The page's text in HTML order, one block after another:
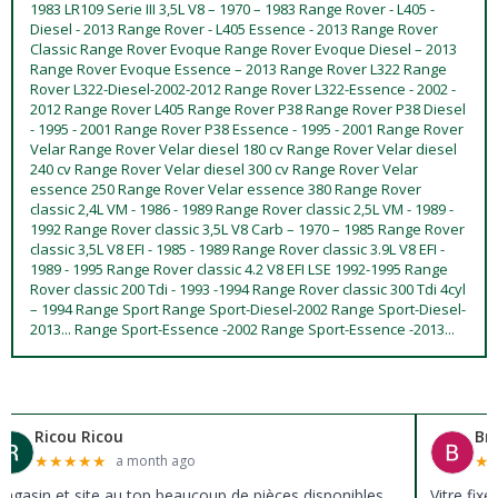
1983 LR109 Serie III 3,5L V8 – 1970 – 1983 Range Rover - L405 -
Diesel - 2013 Range Rover - L405 Essence - 2013 Range Rover
Classic Range Rover Evoque Range Rover Evoque Diesel – 2013
Range Rover Evoque Essence – 2013 Range Rover L322 Range
Rover L322-Diesel-2002-2012 Range Rover L322-Essence - 2002 -
2012 Range Rover L405 Range Rover P38 Range Rover P38 Diesel
- 1995 - 2001 Range Rover P38 Essence - 1995 - 2001 Range Rover
Velar Range Rover Velar diesel 180 cv Range Rover Velar diesel
240 cv Range Rover Velar diesel 300 cv Range Rover Velar
essence 250 Range Rover Velar essence 380 Range Rover
classic 2,4L VM - 1986 - 1989 Range Rover classic 2,5L VM - 1989 -
1992 Range Rover classic 3,5L V8 Carb – 1970 – 1985 Range Rover
classic 3,5L V8 EFI - 1985 - 1989 Range Rover classic 3.9L V8 EFI -
1989 - 1995 Range Rover classic 4.2 V8 EFI LSE 1992-1995 Range
Rover classic 200 Tdi - 1993 -1994 Range Rover classic 300 Tdi 4cyl
– 1994 Range Sport Range Sport-Diesel-2002 Range Sport-Diesel-
2013... Range Sport-Essence -2002 Range Sport-Essence -2013...
Ricou Ricou
★★★★★ a month ago
★